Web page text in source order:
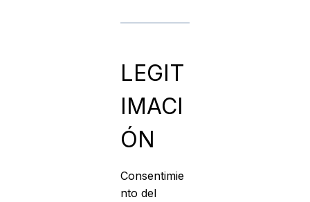
LEGIT
IMACI
ÓN
Consentimie
nto del